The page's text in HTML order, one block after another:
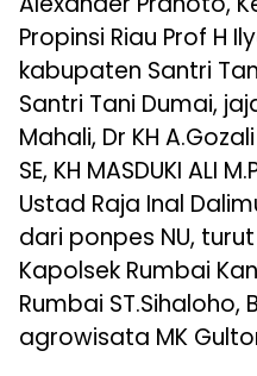
Propinsi Riau Prof H
kabupaten Santri
Santri Tani Dumai,
Mahali, Dr KH
SE, KH MASDUKI ALI
Ustad Raja Inal
dari ponpes NU,
Kapolsek Rumbai
Rumbai
agrowisata MK